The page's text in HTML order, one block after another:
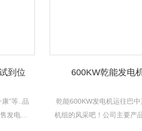
到位
”等..品
发电机
600KW乾能发电
乾能600KW发电机运往巴
机组的风采吧！公司主要产
音机组、移动电站、船用